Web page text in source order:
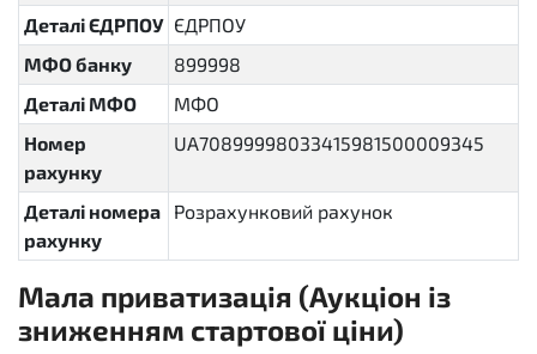
Деталі ЄДРПОУ ЄДРПОУ
МФО банку
899998
Деталі МФО
МФО
Номер
рахунку
UA70899998033415981500009345
Деталі номера
рахунку
Розрахунковий рахунок
Мала приватизація (Аукціон із
зниженням стартової ціни)